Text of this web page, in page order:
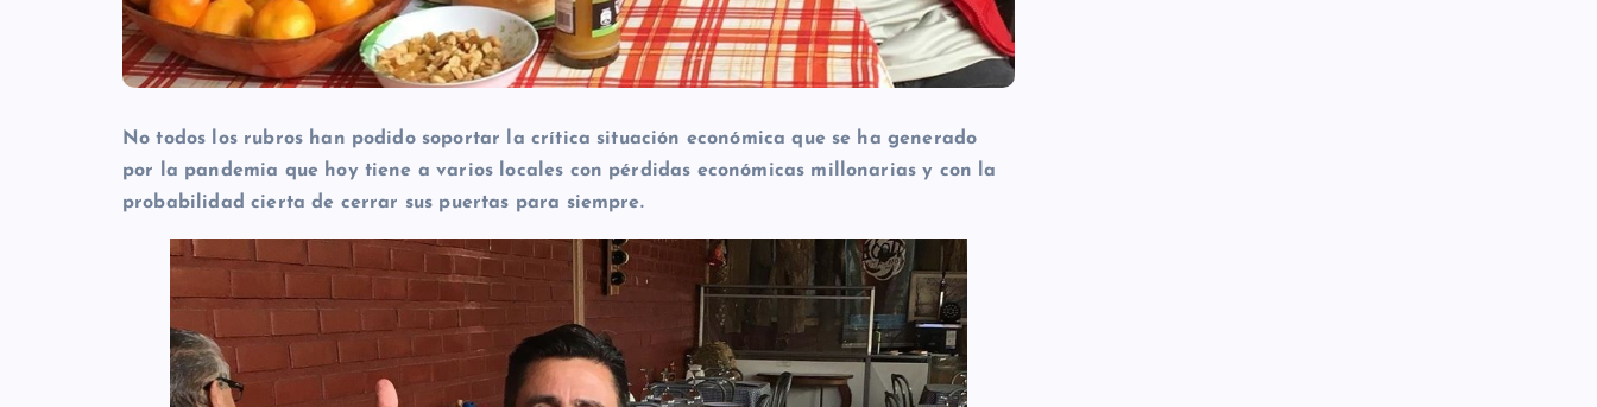
No todos los rubros han podido soportar la crítica situación económica que se ha generado
por la pandemia que hoy tiene a varios locales con pérdidas económicas millonarias y con la
probabilidad cierta de cerrar sus puertas para siempre.